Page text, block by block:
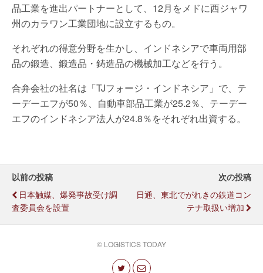
品工業を進出パートナーとして、12月をメドに西ジャワ
州のカラワン工業団地に設立するもの。
それぞれの得意分野を生かし、インドネシアで車両用部
品の鍛造、鍛造品・鋳造品の機械加工などを行う。
合弁会社の社名は「TJフォージ・インドネシア」で、テ
ーデーエフが50％、自動車部品工業が25.2％、テーデー
エフのインドネシア法人が24.8％をそれぞれ出資する。
以前の投稿
日本触媒、爆発事故受け調
査委員会を設置
次の投稿
日通、東北でがれきの鉄道コン
テナ取扱い増加
© LOGISTICS TODAY